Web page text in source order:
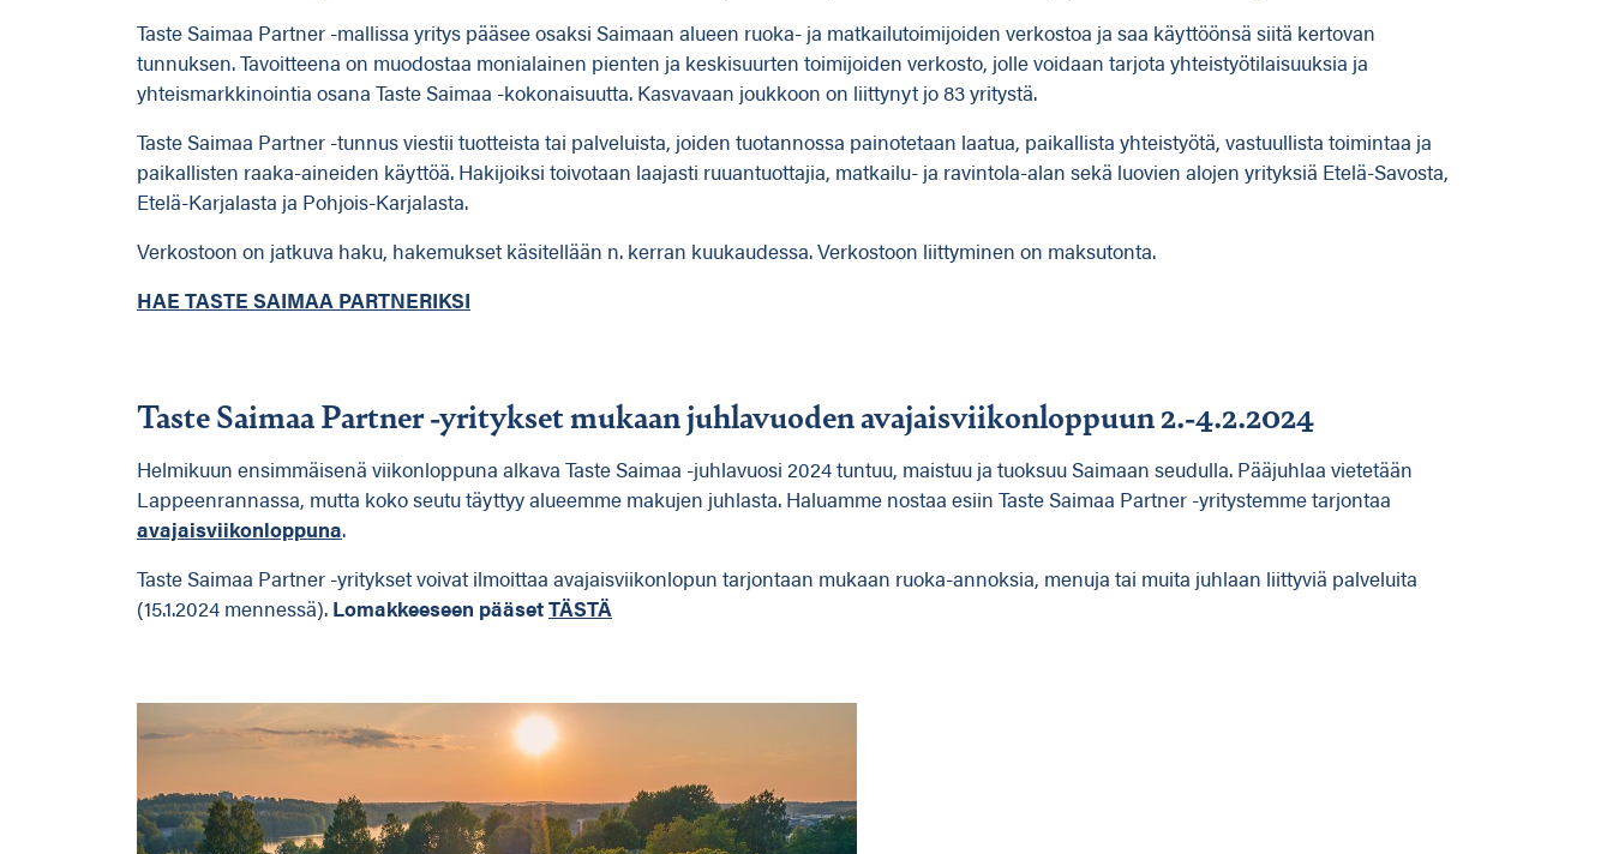
Taste Saimaa Partner -mallissa yritys pääsee osaksi Saimaan alueen ruoka- ja matkailutoimijoiden verkostoa ja saa käyttöönsä siitä kertovan
tunnuksen. Tavoitteena on muodostaa monialainen pienten ja keskisuurten toimijoiden verkosto, jolle voidaan tarjota yhteistyötilaisuuksia ja
yhteismarkkinointia osana Taste Saimaa -kokonaisuutta. Kasvavaan joukkoon on liittynyt jo 83 yritystä.
Taste Saimaa Partner -tunnus viestii tuotteista tai palveluista, joiden tuotannossa painotetaan laatua, paikallista yhteistyötä, vastuullista toimintaa ja
paikallisten raaka-aineiden käyttöä. Hakijoiksi toivotaan laajasti ruuantuottajia, matkailu- ja ravintola-alan sekä luovien alojen yrityksiä Etelä-Savosta,
Etelä-Karjalasta ja Pohjois-Karjalasta.
Verkostoon on jatkuva haku, hakemukset käsitellään n. kerran kuukaudessa. Verkostoon liittyminen on maksutonta.
HAE TASTE SAIMAA PARTNERIKSI
Taste Saimaa Partner -yritykset mukaan juhlavuoden avajaisviikonloppuun 2.-4.2.2024
Helmikuun ensimmäisenä viikonloppuna alkava Taste Saimaa -juhlavuosi 2024 tuntuu, maistuu ja tuoksuu Saimaan seudulla. Pääjuhlaa vietetään
Lappeenrannassa, mutta koko seutu täyttyy alueemme makujen juhlasta. Haluamme nostaa esiin Taste Saimaa Partner -yritystemme tarjontaa
avajaisviikonloppuna.
Taste Saimaa Partner -yritykset voivat ilmoittaa avajaisviikonlopun tarjontaan mukaan ruoka-annoksia, menuja tai muita juhlaan liittyviä palveluita
(15.1.2024 mennessä). Lomakkeeseen pääsetTÄSTÄ